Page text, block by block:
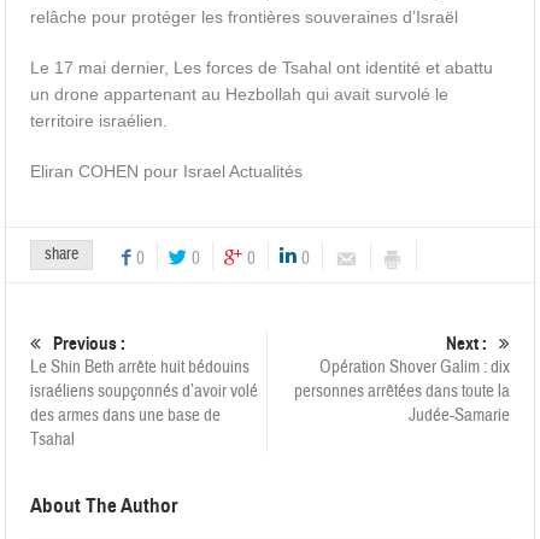
relâche pour protéger les frontières souveraines d’Israël
Le 17 mai dernier, Les forces de Tsahal ont identité et abattu
un drone appartenant au Hezbollah qui avait survolé le
territoire israélien.
Eliran COHEN pour Israel Actualités
share 0 0 0 0
Previous :
Le Shin Beth arrête huit bédouins
israéliens soupçonnés d’avoir volé
des armes dans une base de
Tsahal
Next :
Opération Shover Galim : dix
personnes arrêtées dans toute la
Judée-Samarie
About The Author